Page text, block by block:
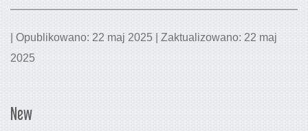
| Opublikowano: 22 maj 2025 | Zaktualizowano: 22 maj
2025
New